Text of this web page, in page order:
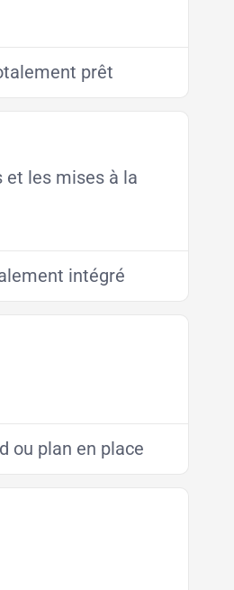
prêt
et les mises à la
intégré
ou plan en place